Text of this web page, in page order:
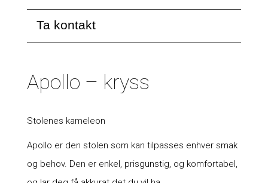
Ta kontakt
Apollo – kryss
Stolenes kameleon
Apollo er den stolen som kan tilpasses enhver smak
og behov. Den er enkel, prisgunstig, og komfortabel,